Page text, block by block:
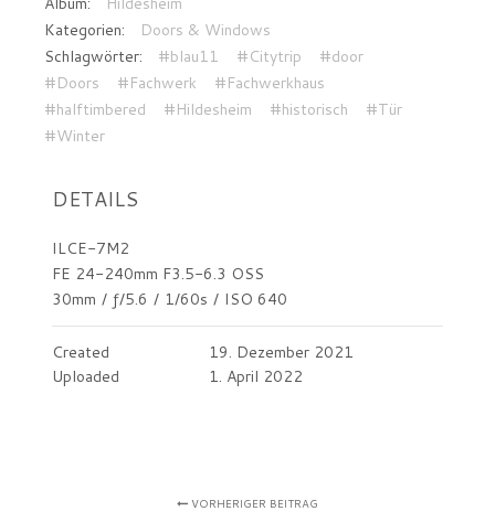
Kategorien:
Doors & Windows
Schlagwörter:
#blau11 #Citytrip
#door
#Doors
#Fachwerk
#Fachwerkhaus
#halftimbered
#Hildesheim #historisch
#Tür
#Winter
DETAILS
ILCE-7M2
FE 24-240mm F3.5-6.3 OSS
30mm / ƒ/5.6 / 1/60s / ISO 640
Created
19. Dezember 2021
Uploaded
1. April 2022
VORHERIGER BEITRAG